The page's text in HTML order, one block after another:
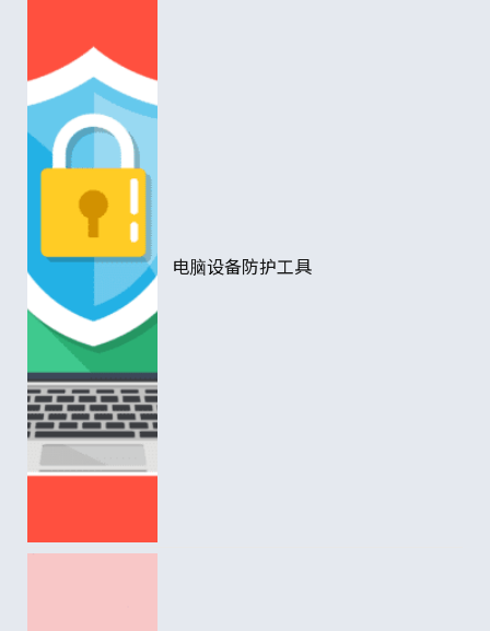
电脑设备防护工具